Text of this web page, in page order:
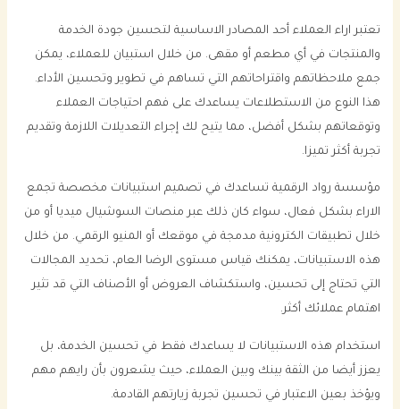
تعتبر اراء العملاء أحد المصادر الاساسية لتحسين جودة الخدمة
والمنتجات في أي مطعم أو مقهى. من خلال استبيان للعملاء، يمكن
جمع ملاحظاتهم واقتراحاتهم التي تساهم في تطوير وتحسين الأداء.
هذا النوع من الاستطلاعات يساعدك على فهم احتياجات العملاء
وتوقعاتهم بشكل أفضل، مما يتيح لك إجراء التعديلات اللازمة وتقديم
تجربة أكثر تميزا.
مؤسسة رواد الرقمية تساعدك في تصميم استبيانات مخصصة تجمع
الاراء بشكل فعال، سواء كان ذلك عبر منصات السوشيال ميديا أو من
خلال تطبيقات الكترونية مدمجة في موقعك أو المنيو الرقمي. من خلال
هذه الاستبيانات، يمكنك قياس مستوى الرضا العام، تحديد المجالات
التي تحتاج إلى تحسين، واستكشاف العروض أو الأصناف التي قد تثير
اهتمام عملائك أكثر.
استخدام هذه الاستبيانات لا يساعدك فقط في تحسين الخدمة، بل
يعزز أيضا من الثقة بينك وبين العملاء، حيث يشعرون بأن رايهم مهم
ويؤخذ بعين الاعتبار في تحسين تجربة زيارتهم القادمة.